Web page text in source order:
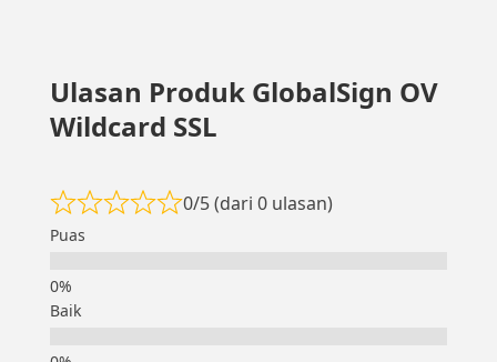
Ulasan Produk GlobalSign OV
Wildcard SSL
0/5 (dari 0 ulasan)
Puas
Baik